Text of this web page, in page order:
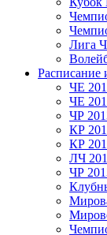
Лига
Расписание
ЧЕ
ЧЕ
ЧР
КР
КР
ЛЧ
ЧР